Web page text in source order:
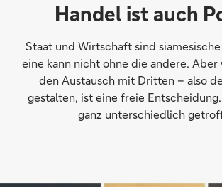
Handel ist auch
Staat und Wirtschaft sind
eine kann nicht ohne die andere.
den Austausch mit Dritten – also
gestalten, ist eine freie
ganz unterschiedlich